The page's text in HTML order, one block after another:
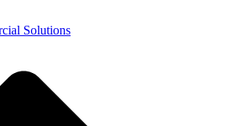
Solutions